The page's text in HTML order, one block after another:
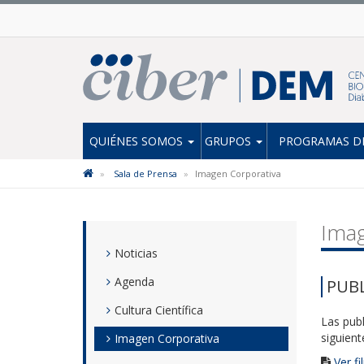
QUIÉNES SOMOS GRUPOS PROGRAMAS
Sala de Prensa Imagen Corporativa
Las
Noticias
Agenda
Cultura Científica
Imagen Corporativa